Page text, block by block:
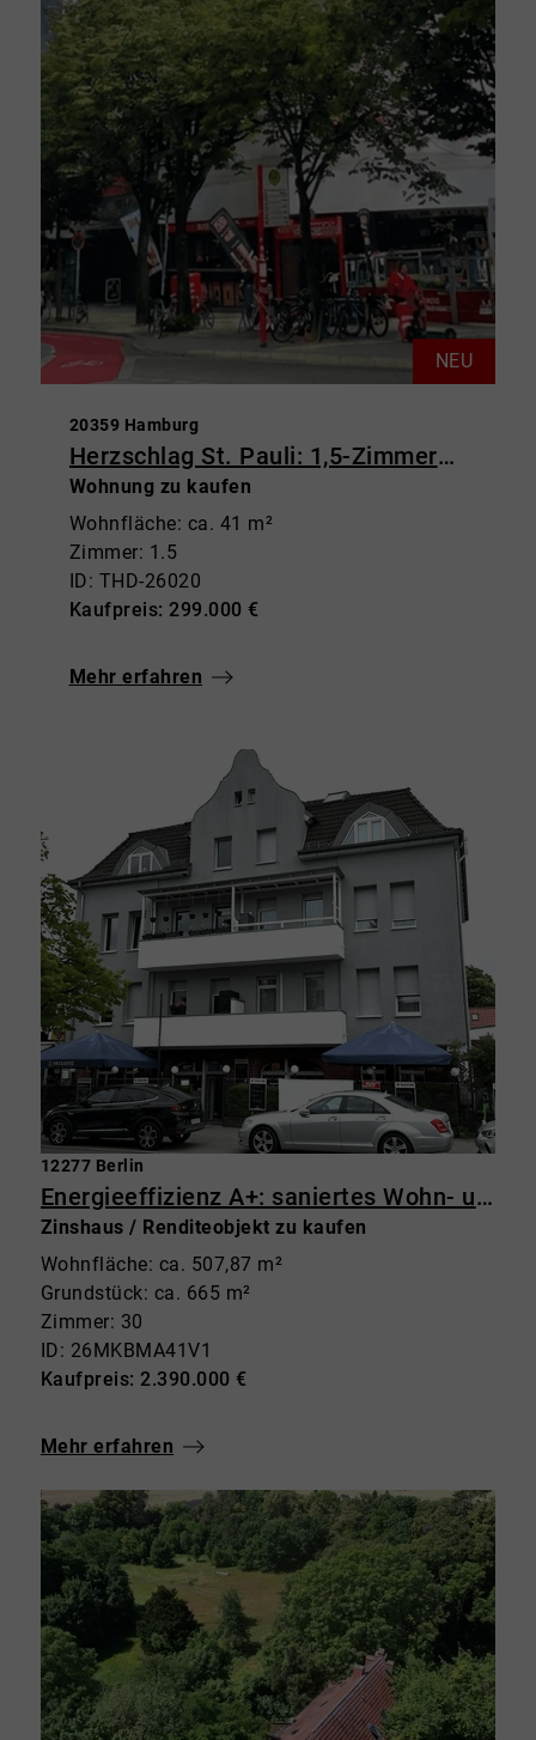
NEU
20359 Hamburg
Herzschlag St. Pauli: 1,5-Zimmerwohnung mit Balkon & Weitblick
Wohnung zu kaufen
Wohnfläche: ca. 41 m²
Zimmer: 1.5
ID: THD-26020
Kaufpreis: 299.000 €
Mehr erfahren
12277 Berlin
Energieeffizienz A+: saniertes Wohn- und Geschäftshaus in Marienfelde
Zinshaus / Renditeobjekt zu kaufen
Wohnfläche: ca. 507,87 m²
Grundstück: ca. 665 m²
Zimmer: 30
ID: 26MKBMA41V1
Kaufpreis: 2.390.000 €
Mehr erfahren